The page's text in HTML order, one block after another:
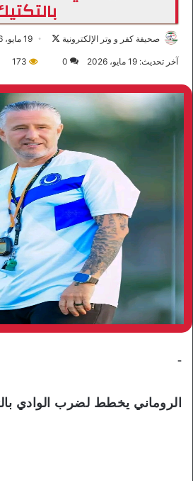
صحيفة كفر و وتر الإلكترونية
ع
ل
ى
X
19 مايو، 2026
آخر تحديث: 19 مايو، 2026 0
173
-
الروماني يخطط لضرب الوادي